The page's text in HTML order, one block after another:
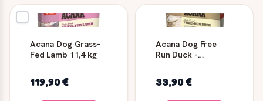
Acana Dog Grass-
Fed Lamb 11,4 kg
119,90 €
Acana Dog Free
Run Duck -
33,90 €